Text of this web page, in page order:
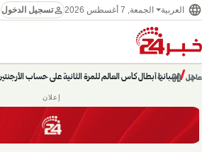
language العربية الجمعة, 7 أغسطس 2026 personتسجيل الدخول
عاجل/حديث الساعة: سيناريوهات قادمة 745 chevron_right
pause
chevron_left
إعلان